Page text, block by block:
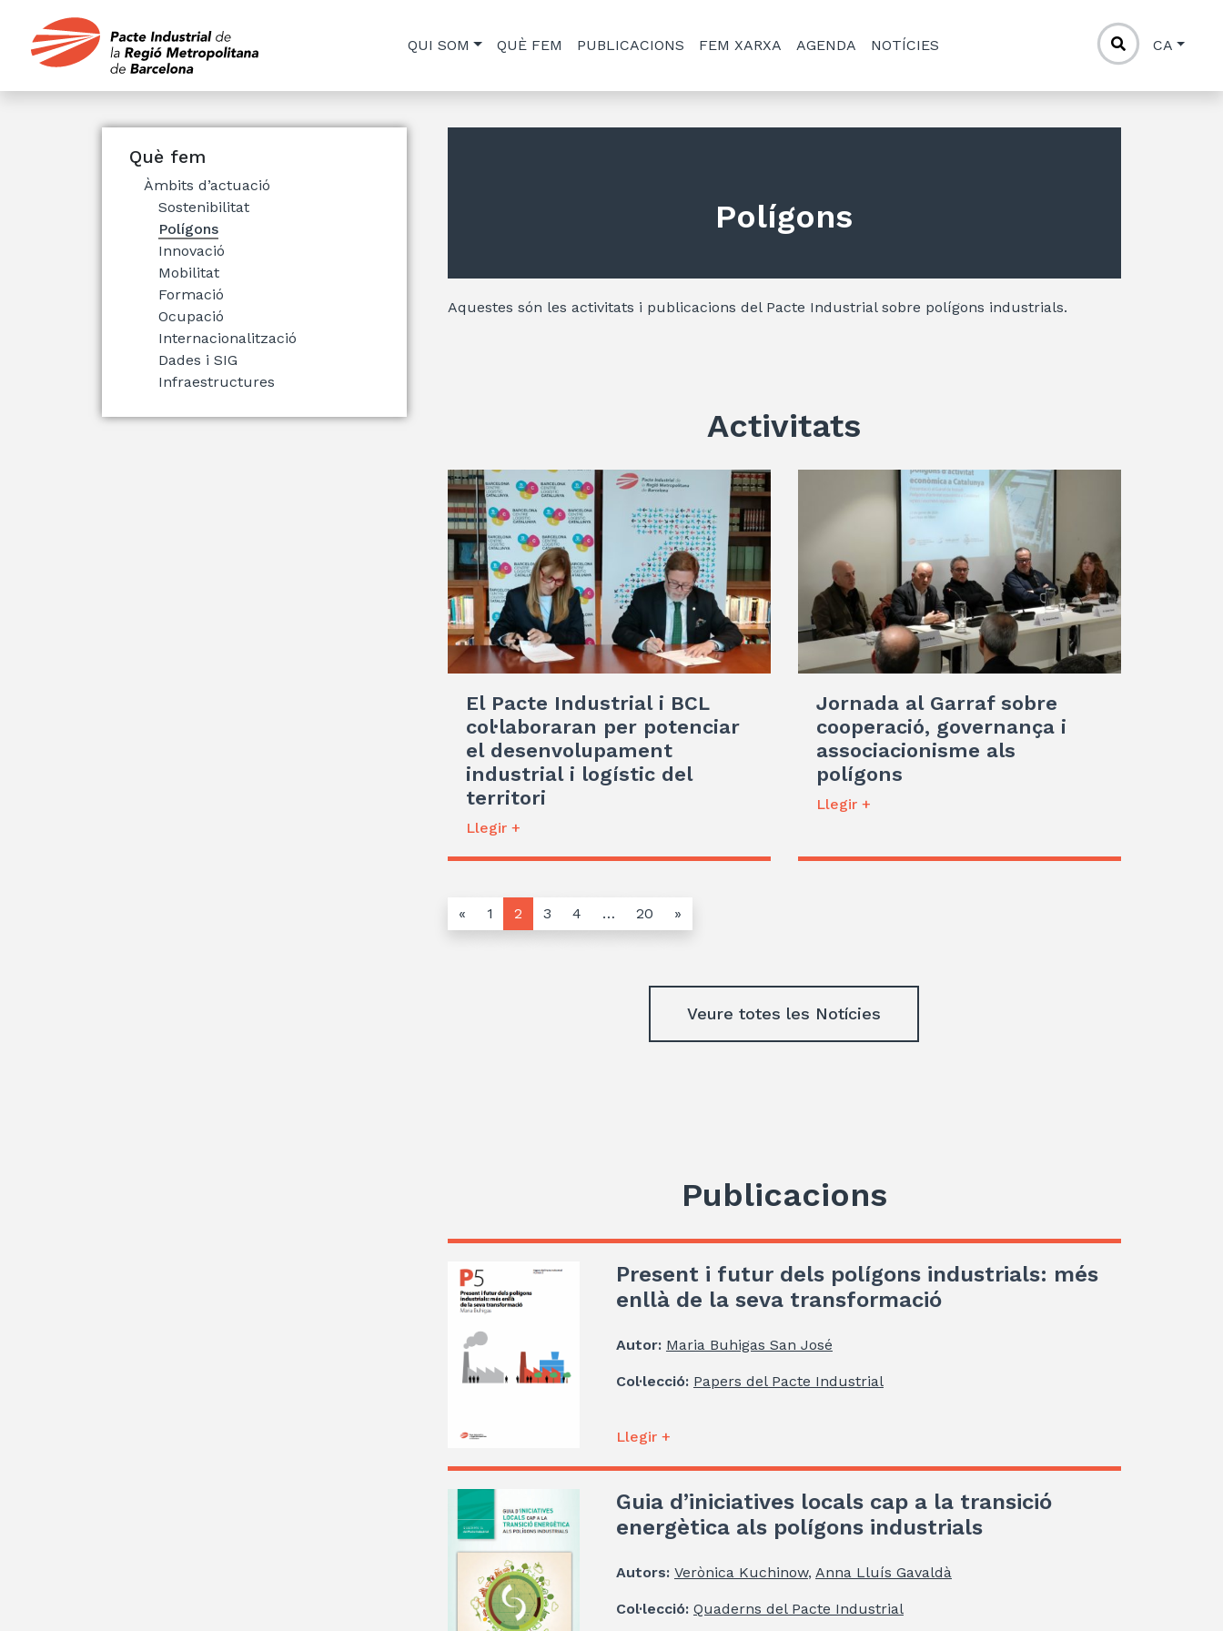
QUI SOM QUÈ FEM PUBLICACIONS FEM XARXA AGENDA NOTÍCIES CA
Què fem
Àmbits d’actuació
Sostenibilitat
Polígons
Innovació
Mobilitat
Formació
Ocupació
Internacionalització
Dades i SIG
Infraestructures
Polígons
Aquestes són les activitats i publicacions del Pacte Industrial sobre polígons industrials.
Activitats
El Pacte Industrial i BCL
col·laboraran per potenciar
el desenvolupament
industrial i logístic del
territori
Llegir +
Jornada al Garraf sobre
cooperació, governança i
associacionisme als
polígons
Llegir +
« 1 2 3 4 … 20 »
Veure totes les Notícies
Publicacions
Present i futur dels polígons industrials: més
enllà de la seva transformació
Autor: Maria Buhigas San José
Col·lecció: Papers del Pacte Industrial
Llegir +
Guia d’iniciatives locals cap a la transició
energètica als polígons industrials
Autors: Verònica Kuchinow, Anna Lluís Gavaldà
Col·lecció: Quaderns del Pacte Industrial